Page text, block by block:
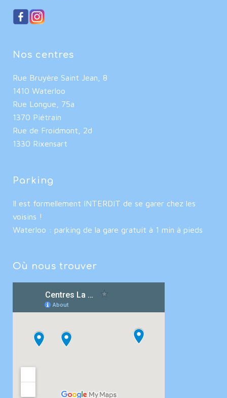
Nos centres
Rue Bruyère Saint Jean, 8
1410 Waterloo
Rue Longue, 75a
1370 Piétrain
Rue de Froidmont, 2d
1330 Rixensart
Parking
Il est formellement INTERDIT de se garer chez les
voisins !
Waterloo : parking de la gare gratuit à 1 min à pieds
Où nous trouver